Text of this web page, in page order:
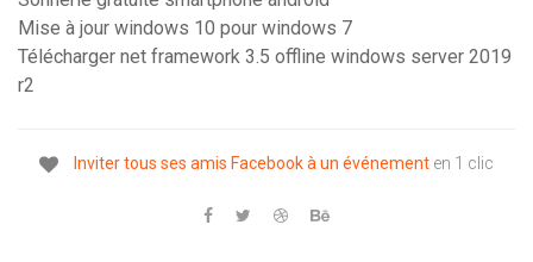
Mise à jour windows 10 pour windows 7
Télécharger net framework 3.5 offline windows server 2019
r2
Invitertous ses amis Facebookàun événement en 1 clic